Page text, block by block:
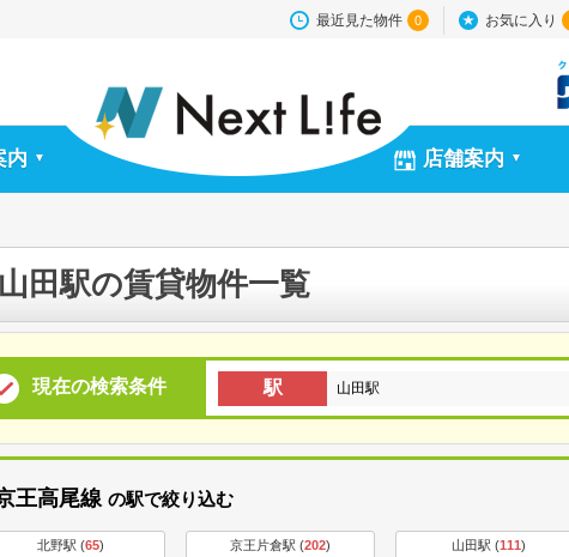
最近見た物件 0 お気に入り
内 ▼ 店舗案内 ▼
山田駅の賃貸物件一覧
現在の検索条件 駅 山田駅
王高尾線 の駅で絞り込む
北野駅 (65) 京王片倉駅 (202) 山田駅 (111)